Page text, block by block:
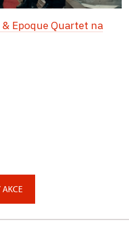
Epoque Quartet na
AKCE